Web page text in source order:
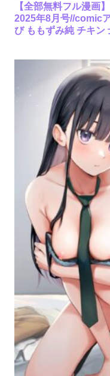
【全部無料フル漫画
2025年8月号//comic
び ももずみ純 チキン
座頭 山本AHIRU ご
っくす マインスロ